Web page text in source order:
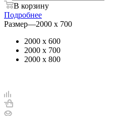
В корзину
Подробнее
Размер—2000 х 700
2000 х 600
2000 х 700
2000 х 800